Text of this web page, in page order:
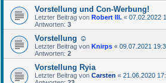
Vorstellung und Con-Werbung!
Letzter Beitrag von Robert III. « 07.02.2022
Antworten: 3
Vorstellung ☺️
Letzter Beitrag von Knirps « 09.07.2021
Antworten: 2
Vorstellung Ryia
Letzter Beitrag von Carsten « 21.06.2020